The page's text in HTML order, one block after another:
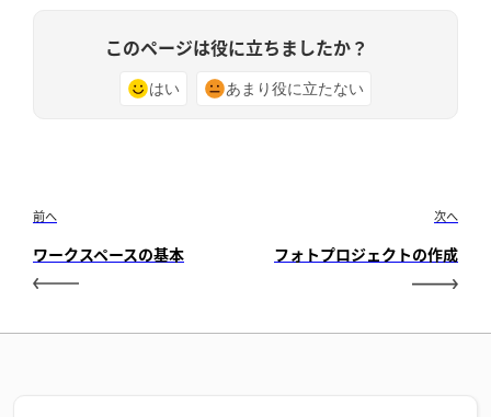
このページは役に立ちましたか？
はい あまり役に立たない
前へ
ワークスペースの基本
次へ
フォトプロジェクトの作成